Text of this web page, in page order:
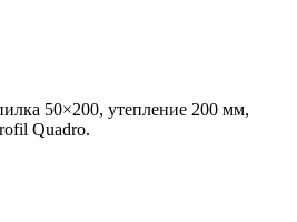
50×200, утепление 200 мм,
Quadro.